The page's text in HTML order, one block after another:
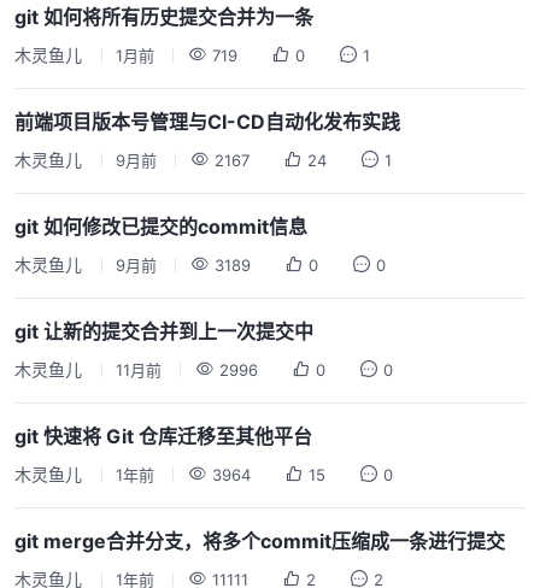
git 如何将所有历史提交合并为一条
木灵鱼儿 1月前 719 0 1
前端项目版本号管理与CI-CD自动化发布实践
木灵鱼儿 9月前 2167 24 1
git 如何修改已提交的commit信息
木灵鱼儿 9月前 3189 0 0
git 让新的提交合并到上一次提交中
木灵鱼儿 11月前 2996 0 0
git 快速将 Git 仓库迁移至其他平台
木灵鱼儿 1年前 3964 15 0
git merge合并分支，将多个commit压缩成一条进行提交
木灵鱼儿 1年前 11111 2 2